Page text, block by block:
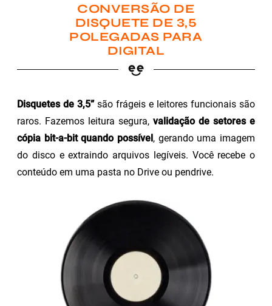
CONVERSÃO DE
DISQUETE DE 3,5
POLEGADAS PARA
DIGITAL
Disquetes de 3,5”são frágeis e leitores funcionais são
raros. Fazemos leitura segura, validação de setores e
cópia bit-a-bit quando possível, gerando uma imagem
do disco e extraindo arquivos legíveis. Você recebe o
conteúdo em uma pasta no Drive ou pendrive.